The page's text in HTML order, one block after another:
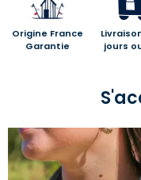
Origine France
Garantie
jours